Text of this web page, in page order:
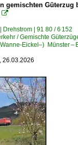
gemischten Güterzug

Drehstrom | 91 80 / 6
/ Gemischte
Eickel–) Münster –
26.03.2026